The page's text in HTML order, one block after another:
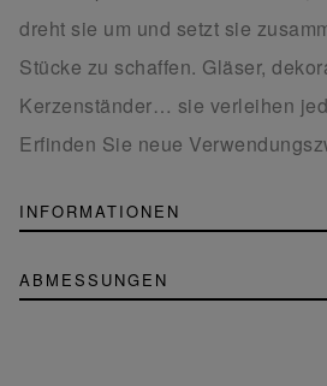
dreht sie um und setzt sie
Stücke zu schaffen. Gläser,
Kerzenständer… sie verleihen
Erfinden Sie neue
INFORMATIONEN
ABMESSUNGEN